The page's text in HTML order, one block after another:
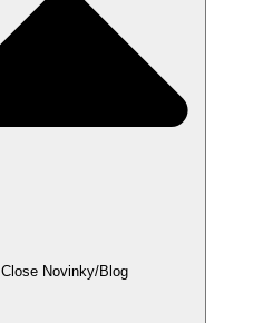
Close Novinky/Blog